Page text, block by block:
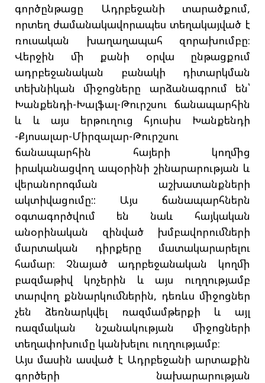
գործընթացը Ադրբեջանի տարածքում,
որտեղ ժամանակավորապես տեղակայված է
ռուսական խաղաղապահ զորախումբը։
Վերջին մի քանի օրվա ընթացքում
ադրբեջանական բանակի դիտարկման
տեխնիկան միջոցները արձանագրում են՝
Խանքենդի-Խալֆալ-Թուրշսու ճանապարհին
և և այս երթուղուց հյուսիս Խանքենդի
-Քյոսալար-Միրզալար-Թուրշսու
ճանապարհին հայերի կողմից
իրականացվող ապօրինի շինարարության և
վերանորոգման աշխատանքների
ակտիվացումը:: Այս ճանապարհներն
օգտագործվում են նաև հայկական
անօրինական զինված խմբավորումների
մարտական դիրքերը մատակարարելու
համար։ Չնայած ադրբեջանական կողմի
բազմաթիվ կոչերին և այս ուղղությամբ
տարվող քննարկումներին, դեռևս միջոցներ
չեն ձեռնարկվել ռազմամթերքի և այլ
ռազմական նշանակության միջոցների
տեղափոխումը կանխելու ուղղությամբ։
Այս մասին ասված է Ադրբեջանի արտաքին
գործերի նախարարության